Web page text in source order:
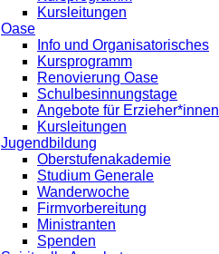
Kursleitungen
Oase
Info und Organisatorisches
Kursprogramm
Renovierung Oase
Schulbesinnungstage
Angebote für Erzieher*innen
Kursleitungen
Jugendbildung
Oberstufenakademie
Studium Generale
Wanderwoche
Firmvorbereitung
Ministranten
Spenden